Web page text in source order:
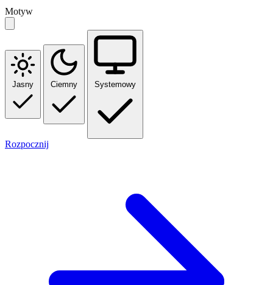
Motyw
Jasny Ciemny Systemowy
Rozpocznij